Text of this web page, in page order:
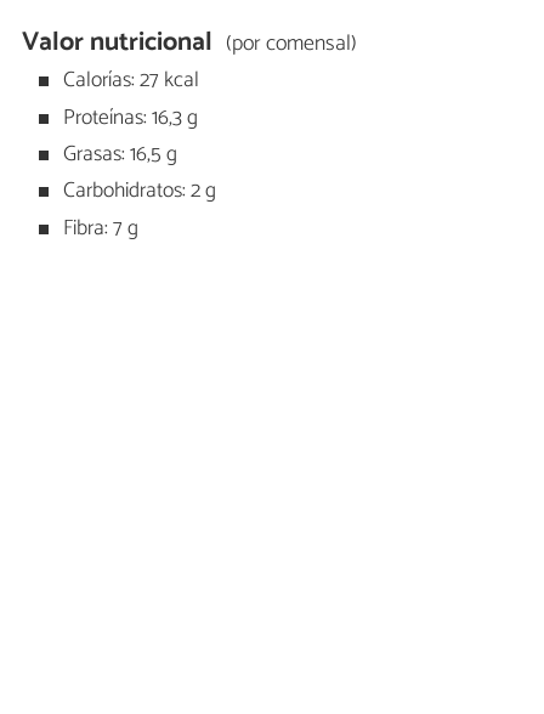
Valor nutricional (por comensal)
Calorías: 27 kcal
Proteínas: 16,3 g
Grasas: 16,5 g
Carbohidratos: 2 g
Fibra: 7 g